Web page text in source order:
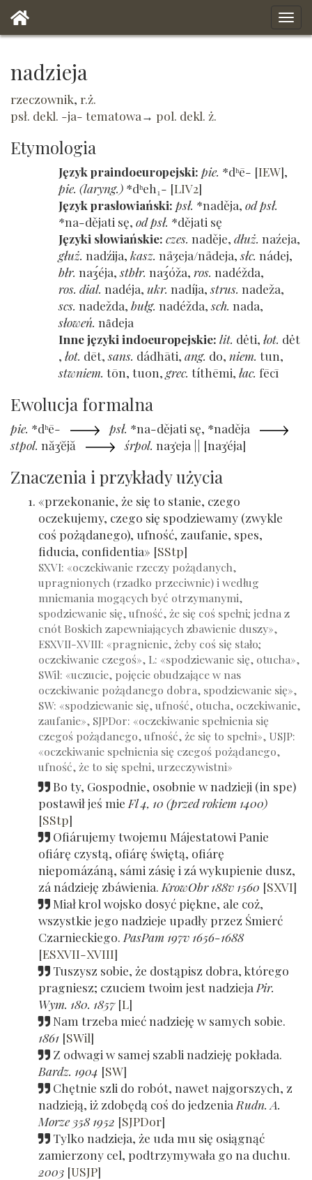
nadzieja
rzeczownik, r.ż.
psł. dekl. -ja- tematowa→ pol. dekl. ż.
Etymologia
Język praindoeuropejski pie. *dʰē- [IEW]
pie. (laryng.) *dʰeh₁- [LIV2]
Język prasłowiański psł. *naděja od psł.
*na-dějati sę od psł. *dějati sę
Języki słowiańskie czes. naděje dłuż. naźeja
głuż. nadźija kasz. nåʒeja/nådeja słc. nádej
błr. naʒ́éja stbłr. naʒ́óža ros. nadéžda
ros. dial. nadéja ukr. nadíja strus. nadeža
scs. nadežda bułg. nadéžda sch. nada
słoweń. nȃdeja
Inne języki indoeuropejskie lit. dėti łot. dėt
łot. dēt sans. dádhāti ang. do niem. tun
stwniem. tōn, tuon grec. títhēmi łac. fēcī
Ewolucja formalna
pie. *dʰē- psł. *na-dějati sę, *naděja
stpol. năʒ̍ĕjă śrpol. naʒ̍eja || [naʒ̍éja]
Znaczenia i przykłady użycia
«przekonanie, że się to stanie, czego
oczekujemy, czego się spodziewamy (zwykle
coś pożądanego), ufność, zaufanie, spes,
fiducia, confidentia» [SStp]
SXVI: «oczekiwanie rzeczy pożądanych,
upragnionych (rzadko przeciwnie) i według
mniemania mogących być otrzymanymi,
spodziewanie się, ufność, że się coś spełni; jedna z
cnót Boskich zapewniających zbawienie duszy»,
ESXVII-XVIII: «pragnienie, żeby coś się stało;
oczekiwanie czegoś», L: «spodziewanie się, otucha»,
SWil: «uczucie, pojęcie obudzające w nas
oczekiwanie pożądanego dobra, spodziewanie się»,
SW: «spodziewanie się, ufność, otucha, oczekiwanie,
zaufanie», SJPDor: «oczekiwanie spełnienia się
czegoś pożądanego, ufność, że się to spełni», USJP:
«oczekiwanie spełnienia się czegoś pożądanego,
ufność, że to się spełni, urzeczywistni»
Bo ty, Gospodnie, osobnie w nadzieji (in spe)
postawił jeś mie Fl 4, 10 (przed rokiem 1400)
[SStp]
Ofiárujemy twojemu Májestatowi Panie
ofiárę czystą, ofiárę świętą, ofiárę
niepomázáną, sámi zásię i zá wykupienie dusz,
zá nádzieję zbáwienia. KrowObr 188v 1560 [SXVI]
Miał krol wojsko dosyć piękne, ale coż,
wszystkie jego nadzieje upadły przez Śmierć
Czarnieckiego. PasPam 197v 1656-1688
[ESXVII-XVIII]
Tuszysz sobie, że dostąpisz dobra, którego
pragniesz; czuciem twoim jest nadzieja Pir.
Wym. 180. 1857 [L]
Nam trzeba mieć nadzieję w samych sobie.
1861 [SWil]
Z odwagi w samej szabli nadzieję pokłada.
Bardz. 1904 [SW]
Chętnie szli do robót, nawet najgorszych, z
nadzieją, iż zdobędą coś do jedzenia Rudn. A.
Morze 358 1952 [SJPDor]
Tylko nadzieja, że uda mu się osiągnąć
zamierzony cel, podtrzymywała go na duchu.
2003 [USJP]